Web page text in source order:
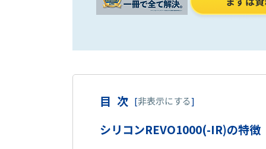
目次 [非表示にする]
シリコンREVO1000(-IR)の特徴